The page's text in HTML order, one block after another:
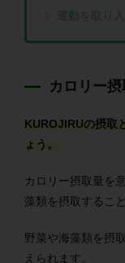
運動を取り
カロリー
KUROJIRUの摂取
ょう。
カロリー摂取量を
藻類を摂取すること
野菜や海藻類を摂
えられます。